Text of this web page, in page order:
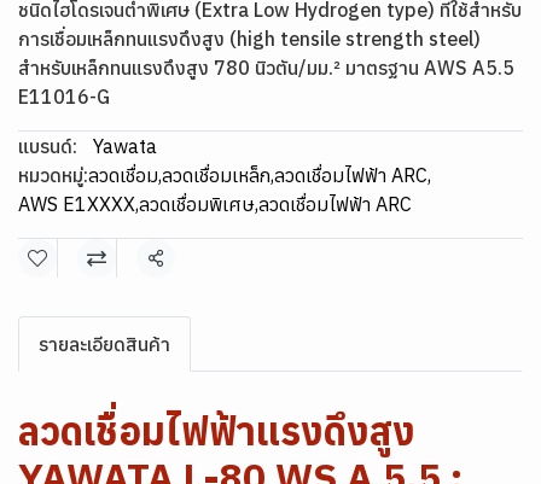
ชนิดไฮโดรเจนต่ำพิเศษ (Extra Low Hydrogen type) ที่ใช้สำหรับ
การเชื่อมเหล็กทนแรงดึงสูง (high tensile strength steel)
สำหรับเหล็กทนแรงดึงสูง 780 นิวตัน/มม.² มาตรฐาน AWS A5.5
E11016-G
แบรนด์:
Yawata
หมวดหมู่:ลวดเชื่อม,ลวดเชื่อมเหล็ก,ลวดเชื่อมไฟฟ้า ARC,
AWS E1XXXX,ลวดเชื่อมพิเศษ,ลวดเชื่อมไฟฟ้า ARC
แชร์
รายละเอียดสินค้า
ลวดเชื่อมไฟฟ้าแรงดึงสูง